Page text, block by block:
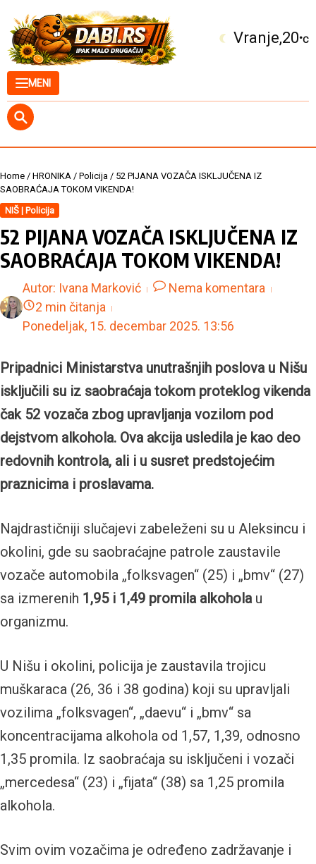
MENI
Kuršumlija 20°C
Home / HRONIKA / Policija / 52 PIJANA VOZAČA ISKLJUČENA IZ
SAOBRAĆAJA TOKOM VIKENDA!
NIŠ | Policija
52 PIJANA VOZAČA ISKLJUČENA IZ
SAOBRAĆAJA TOKOM VIKENDA!
Autor: Ivana Marković
Nema komentara
2 min čitanja
Ponedeljak, 15. decembar 2025. 13:56
Pripadnici Ministarstva unutrašnjih poslova u Nišu
isključili su iz saobraćaja tokom proteklog vikenda
čak 52 vozača zbog upravljanja vozilom pod
dejstvom alkohola. Ova akcija usledila je kao deo
redovnih kontrola, ali i u susret predstojećim
praznicima i proslavama.
Najdrastičniji slučajevi zabeleženi su u Aleksincu i
okolini, gde su saobraćajne patrole zaustavile
vozače automobila „folksvagen“ (25) i „bmv“ (27)
sa izmerenih 1,95 i 1,49 promila alkoholau
organizmu.
U Nišu i okolini, policija je zaustavila trojicu
muškaraca (26, 36 i 38 godina) koji su upravljali
vozilima „folksvagen“, „daevu“ i „bmv“ sa
koncentracijama alkohola od 1,57, 1,39, odnosno
1,35 promila. Iz saobraćaja su isključeni i vozači
„mercedesa“ (23) i „fijata“ (38) sa 1,25 promila
alkohola.
Svim ovim vozačima je određeno zadržavanje i